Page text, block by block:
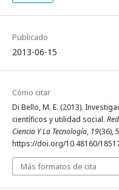
Publicado
2013-06-15
Cómo citar
Di Bello, M. E. (2013).
científicos y utilidad social.
Ciencia Y La Tecnología, 19(36),
https://doi.org/10.48160/
Más formatos de cita